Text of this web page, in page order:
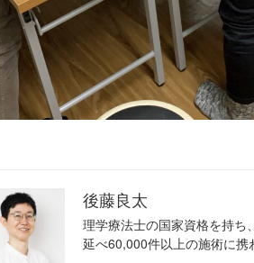
後藤良太
理学療法士の国家資格を持ち
延べ60,000件以上の施術に携